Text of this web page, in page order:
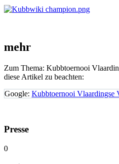
mehr
Zum Thema: Kubbtoernooi
diese Artikel zu beachten:
Google: Kubbtoernooi Vlaardingse
Presse
0